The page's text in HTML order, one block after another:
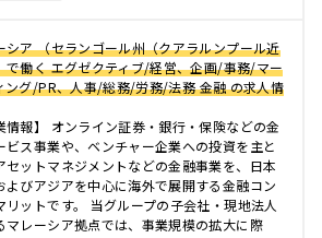
シア （セランゴール州（クアラルンプール近
で働く エグゼクティブ/経営、企画/事務/マー
ング/PR、人事/総務/労務/法務 金融 の求人情
情報】 オンライン証券・銀行・保険などの金
ビス事業や、ベンチャー企業への投資を主と
セットマネジメントなどの金融事業を、日本
よびアジアを中心に海外で展開する金融コン
リットです。 当グループの子会社・現地法人
マレーシア拠点では、事業規模の拡大に際